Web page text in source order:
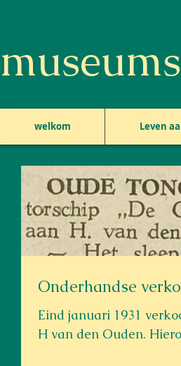
welkom Leven
Onderhandse
Eind januari 1931